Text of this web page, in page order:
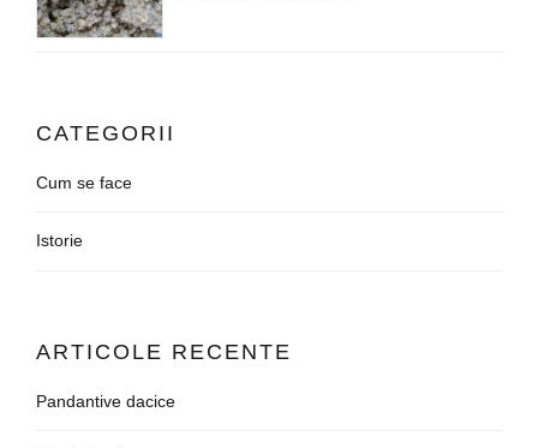
CATEGORII
Cum se face
Istorie
ARTICOLE RECENTE
Pandantive dacice